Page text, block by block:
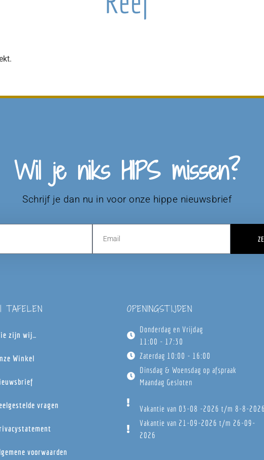
Wil je niks HIPS missen?
Schrijf je dan nu in voor onze hippe nieuwsbrief
TAFELEN
zijn wij…
Winkel
vragen
voorwaarden
OPENINGSTIJDEN
Donderdag en Vrijdag
11:00 - 17:30
Zaterdag 10:00 - 16:00
Dinsdag & Woensdag op afspraak
Maandag Gesloten
Vakantie van 03-08 -2026 t/m 8-8-2026
Vakantie van 21-09-2026 t/m 26-09-
2026